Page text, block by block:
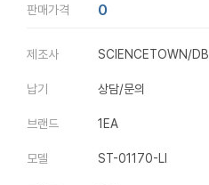
판매가격 0
제조사 SCIENCETOWN/DB
납기 상담/문의
브랜드 1EA
모델 ST-01170-LI